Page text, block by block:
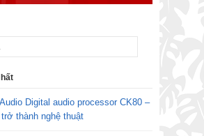
Digital audio processor CK80 –
thành nghệ thuật